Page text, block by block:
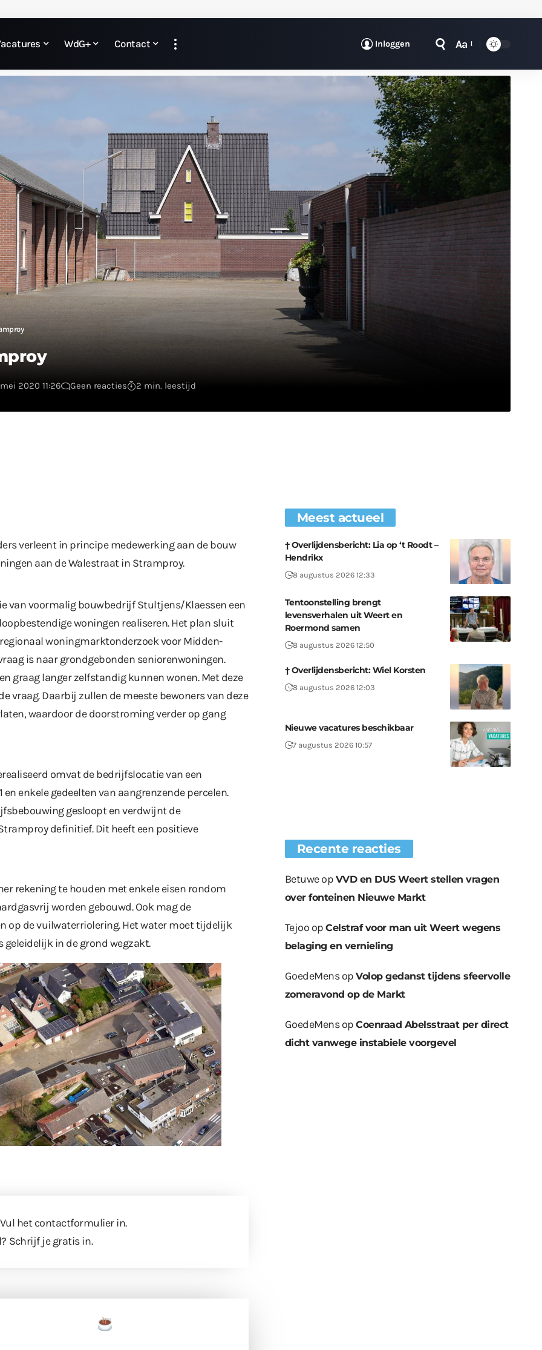
WdG+ Contact Inloggen Aa
2020 11:26 Geen reacties 2 min. leestijd
verleent in principe medewerking aan de bouw
aan de Walestraat in Stramproy.
van voormalig bouwbedrijf Stultjens/Klaessen een
woningen realiseren. Het plan sluit
woningmarktonderzoek voor Midden-
is naar grondgebonden seniorenwoningen.
graag langer zelfstandig kunnen wonen. Met deze
vraag. Daarbij zullen de meeste bewoners van deze
waardoor de doorstroming verder op gang
omvat de bedrijfslocatie van een
enkele gedeelten van aangrenzende percelen.
gesloopt en verdwijnt de
definitief. Dit heeft een positieve
rekening te houden met enkele eisen rondom
worden gebouwd. Ook mag de
op de vuilwaterriolering. Het water moet tijdelijk
geleidelijk in de grond wegzakt.
het contactformulierin.
Schrijf je gratis in.
Meest actueel
† Overlijdensbericht: Lia op ‘t Roodt –
Hendrikx
8 augustus 2026 12:33
Tentoonstelling brengt
levensverhalen uit Weert en
Roermond samen
8 augustus 2026 12:50
† Overlijdensbericht: Wiel Korsten
8 augustus 2026 12:03
Nieuwe vacatures beschikbaar
7 augustus 2026 10:57
Recente reacties
Betuweop VVD en DUS Weert stellen vragen
over fonteinen Nieuwe Markt
Tejoo opCelstraf voor man uit Weert wegens
belaging en vernieling
GoedeMensopVolop gedanst tijdens sfeervolle
zomeravond op de Markt
GoedeMensopCoenraad Abelsstraat per direct
dicht vanwege instabiele voorgevel